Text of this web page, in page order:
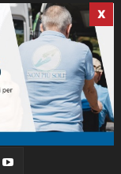
X
-Cookie policy